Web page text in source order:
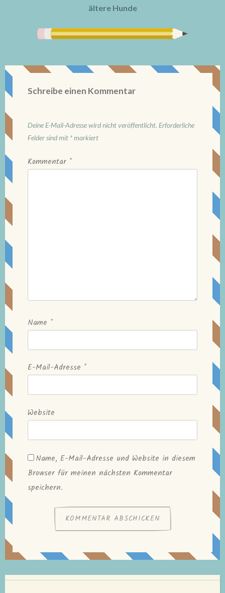
ältere Hunde
Schreibe einen Kommentar
Deine E-Mail-Adresse wird nicht veröffentlicht. Erforderliche
Felder sind mit *markiert
Kommentar *
Name *
E-Mail-Adresse *
Website
Name, E-Mail-Adresse und Website in diesem
Browser für meinen nächsten Kommentar
speichern.